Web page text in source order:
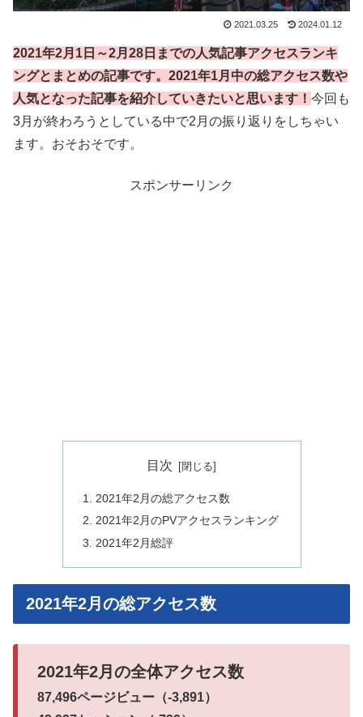
2021.03.25 2024.01.12
2021年2月1日～2月28日までの人気記事アクセスランキ
ングとまとめの記事です。2021年1月中の総アクセス数や
人気となった記事を紹介していきたいと思います！ 今回も
3月が終わろうとしている中で2月の振り返りをしちゃい
ます。おそおそです。
スポンサーリンク
目次
2021年2月の総アクセス数
2021年2月のPVアクセスランキング
2021年2月総評
2021年2月の総アクセス数
2021年2月の全体アクセス数
87,496ページビュー（-3,891）